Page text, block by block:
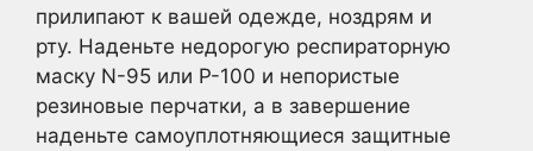
прилипают к вашей одежде, ноздрям и
рту. Наденьте недорогую респираторную
маску N-95 или P-100 и непористые
резиновые перчатки, а в завершение
наденьте самоуплотняющиеся защитные